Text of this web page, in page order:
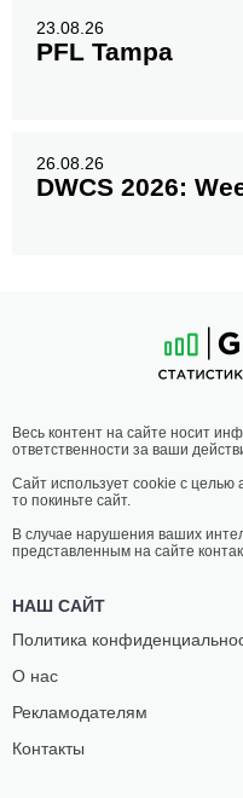
23.08.26
PFL Tampa
26.08.26
DWCS 2026:
Весь контент на сайте носит
ответственности за ваши
Сайт использует cookie с целью
то покиньте сайт.
В случае нарушения ваших
представленным на сайте
НАШ САЙТ
Политика
О нас
Рекламодателям
Контакты